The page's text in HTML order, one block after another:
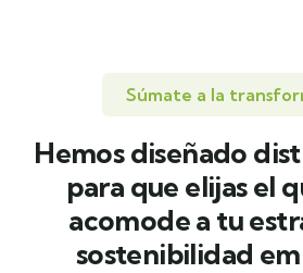
Súmate a la
Hemos diseñado
para que elijas el
acomode a tu
sostenibilidad